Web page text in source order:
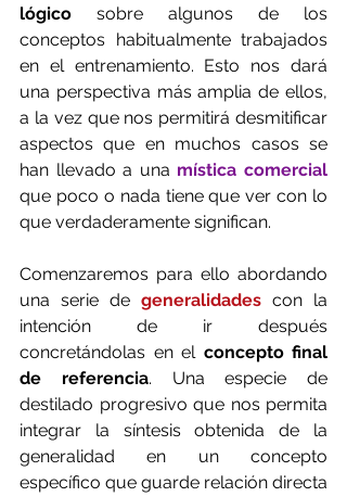
lógico sobre algunos de los
conceptos habitualmente trabajados
en el entrenamiento. Esto nos dará
una perspectiva más amplia de ellos,
a la vez que nos permitirá desmitificar
aspectos que en muchos casos se
han llevado a una mística comercial
que poco o nada tiene que ver con lo
que verdaderamente significan.
Comenzaremos para ello abordando
una serie de generalidades con la
intención de ir después
concretándolas en el concepto final
de referencia. Una especie de
destilado progresivo que nos permita
integrar la síntesis obtenida de la
generalidad en un concepto
específico que guarde relación directa